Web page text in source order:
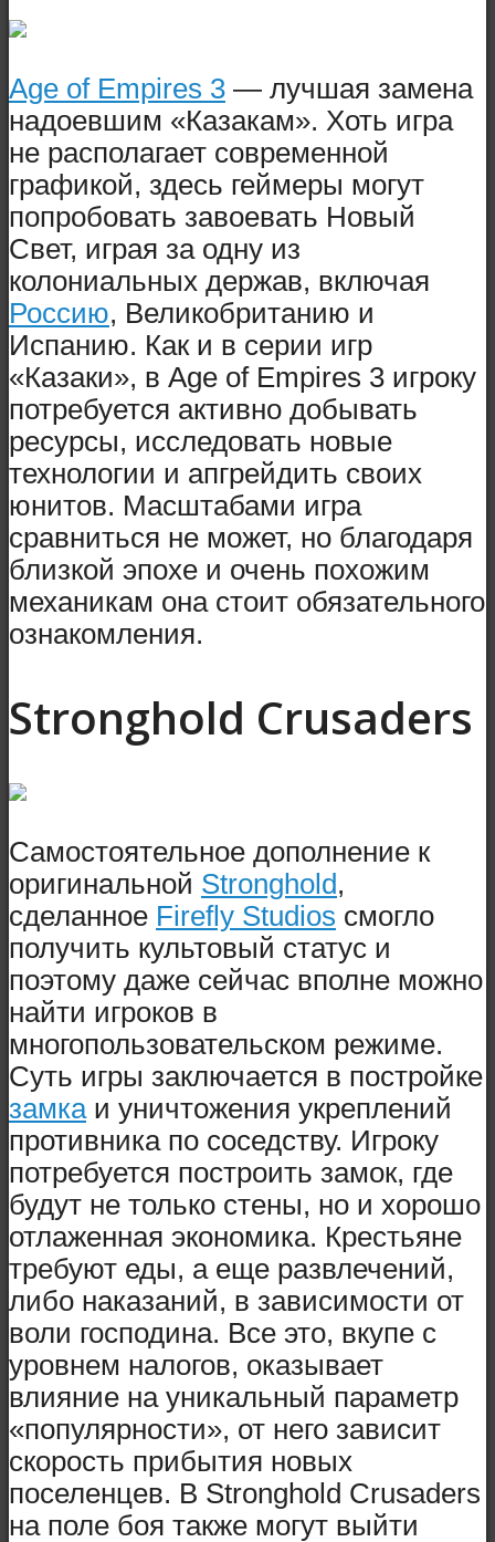
Age of Empires 3 — лучшая замена
надоевшим «Казакам». Хоть игра
не располагает современной
графикой, здесь геймеры могут
попробовать завоевать Новый
Свет, играя за одну из
колониальных держав, включая
Россию, Великобританию и
Испанию. Как и в серии игр
«Казаки», в Age of Empires 3 игроку
потребуется активно добывать
ресурсы, исследовать новые
технологии и апгрейдить своих
юнитов. Масштабами игра
сравниться не может, но благодаря
близкой эпохе и очень похожим
механикам она стоит обязательного
ознакомления.
Stronghold Crusaders
Самостоятельное дополнение к
оригинальной Stronghold,
сделанное Firefly Studios смогло
получить культовый статус и
поэтому даже сейчас вполне можно
найти игроков в
многопользовательском режиме.
Суть игры заключается в постройке
замкаи уничтожения укреплений
противника по соседству. Игроку
потребуется построить замок, где
будут не только стены, но и хорошо
отлаженная экономика. Крестьяне
требуют еды, а еще развлечений,
либо наказаний, в зависимости от
воли господина. Все это, вкупе с
уровнем налогов, оказывает
влияние на уникальный параметр
«популярности», от него зависит
скорость прибытия новых
поселенцев. В Stronghold Crusaders
на поле боя также могут выйти